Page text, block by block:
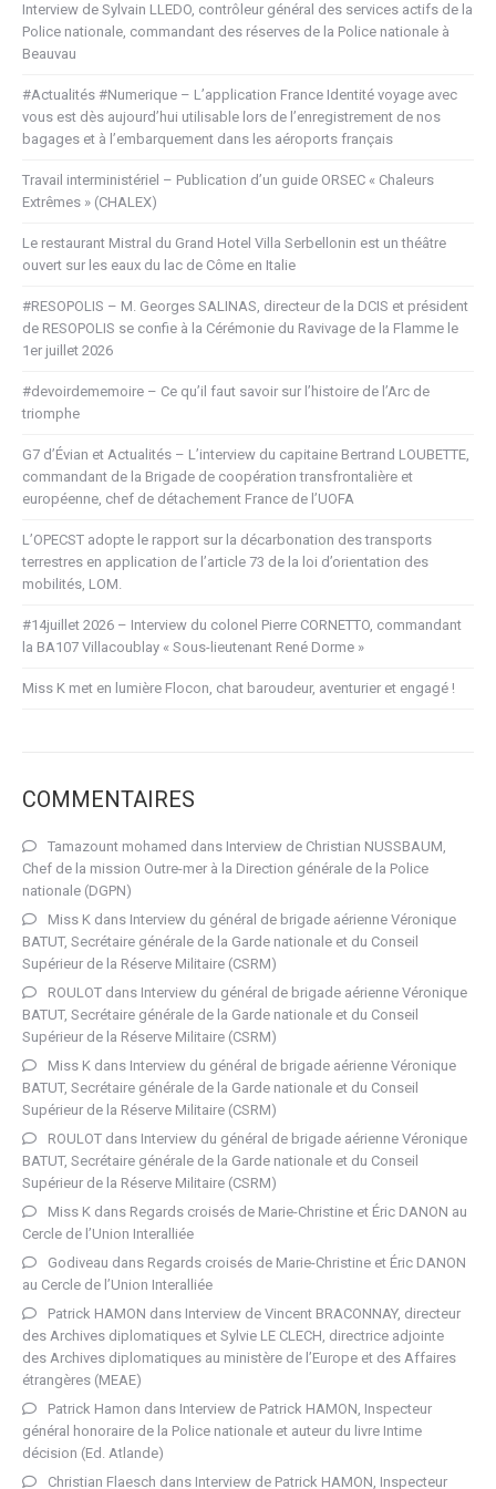
Interview de Sylvain LLEDO, contrôleur général des services actifs de la
Police nationale, commandant des réserves de la Police nationale à
Beauvau
#Actualités #Numerique – L’application France Identité voyage avec
vous est dès aujourd’hui utilisable lors de l’enregistrement de nos
bagages et à l’embarquement dans les aéroports français
Travail interministériel – Publication d’un guide ORSEC « Chaleurs
Extrêmes » (CHALEX)
Le restaurant Mistral du Grand Hotel Villa Serbellonin est un théâtre
ouvert sur les eaux du lac de Côme en Italie
#RESOPOLIS – M. Georges SALINAS, directeur de la DCIS et président
de RESOPOLIS se confie à la Cérémonie du Ravivage de la Flamme le
1er juillet 2026
#devoirdememoire – Ce qu’il faut savoir sur l’histoire de l’Arc de
triomphe
G7 d’Évian et Actualités – L’interview du capitaine Bertrand LOUBETTE,
commandant de la Brigade de coopération transfrontalière et
européenne, chef de détachement France de l’UOFA
L’OPECST adopte le rapport sur la décarbonation des transports
terrestres en application de l’article 73 de la loi d’orientation des
mobilités, LOM.
#14juillet 2026 – Interview du colonel Pierre CORNETTO, commandant
la BA107 Villacoublay « Sous-lieutenant René Dorme »
Miss K met en lumière Flocon, chat baroudeur, aventurier et engagé !
COMMENTAIRES
Tamazount mohamed dans Interview de Christian NUSSBAUM,
Chef de la mission Outre-mer à la Direction générale de la Police
nationale (DGPN)
Miss K dans Interview du général de brigade aérienne Véronique
BATUT, Secrétaire générale de la Garde nationale et du Conseil
Supérieur de la Réserve Militaire (CSRM)
ROULOT dans Interview du général de brigade aérienne Véronique
BATUT, Secrétaire générale de la Garde nationale et du Conseil
Supérieur de la Réserve Militaire (CSRM)
Miss K dans Interview du général de brigade aérienne Véronique
BATUT, Secrétaire générale de la Garde nationale et du Conseil
Supérieur de la Réserve Militaire (CSRM)
ROULOT dans Interview du général de brigade aérienne Véronique
BATUT, Secrétaire générale de la Garde nationale et du Conseil
Supérieur de la Réserve Militaire (CSRM)
Miss K dans Regards croisés de Marie-Christine et Éric DANON au
Cercle de l’Union Interalliée
Godiveau dans Regards croisés de Marie-Christine et Éric DANON
au Cercle de l’Union Interalliée
Patrick HAMON dans Interview de Vincent BRACONNAY, directeur
des Archives diplomatiques et Sylvie LE CLECH, directrice adjointe
des Archives diplomatiques au ministère de l’Europe et des Affaires
étrangères (MEAE)
Patrick Hamon dans Interview de Patrick HAMON, Inspecteur
général honoraire de la Police nationale et auteur du livre Intime
décision (Ed. Atlande)
Christian Flaesch dans Interview de Patrick HAMON, Inspecteur